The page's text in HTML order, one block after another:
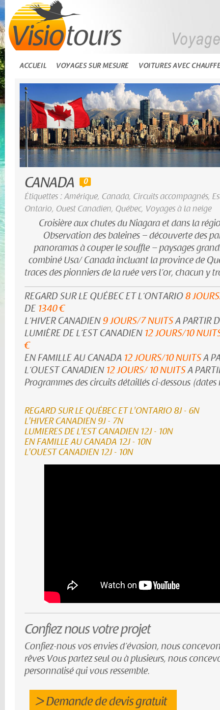
ACCUEIL VOYAGES SUR MESURE VOITURES AVEC
CANADA 0
Étiquettes :Amérique, Canada, Circuits accompagnés,
Ontario, Ouest Canadien, Québec, Voyages à la neige
Croisière aux chutes du Niagara et dans la
Observation des baleines – découverte des
panoramas à couper le souffle – paysages
combiné Usa/ Canada incluant la province de
traces des pionniers de la ruée vers l’or, chacun
REGARD SUR LE QUÉBEC ET L’ONTARIO 8
DE 1340 €
L’HIVER CANADIEN 9 JOURS/7 NUITSA PARTIR
LUMIÈRE DE L’EST CANADIEN 12 JOURS/10
€
EN FAMILLE AU CANADA 12 JOURS/10 NUITSA
L’OUEST CANADIEN 12 JOURS/ 10 NUITSA
Programmes des circuits détaillés ci-dessous
REGARD SUR LE QUÉBEC ET L'ONTARIO 8J - 6N
L'HIVER CANADIEN 9J - 7N
LUMIERES DE L'EST CANADIEN 12J - 10N
EN FAMILLE AU CANADA 12J - 10N
L'OUEST CANADIEN 12J - 10N
Confiez nous votre projet
Confiez-nous vos envies d’évasion, nous
rêves Vous partez seul ou à plusieurs, nous
personnalisé qui vous ressemble.